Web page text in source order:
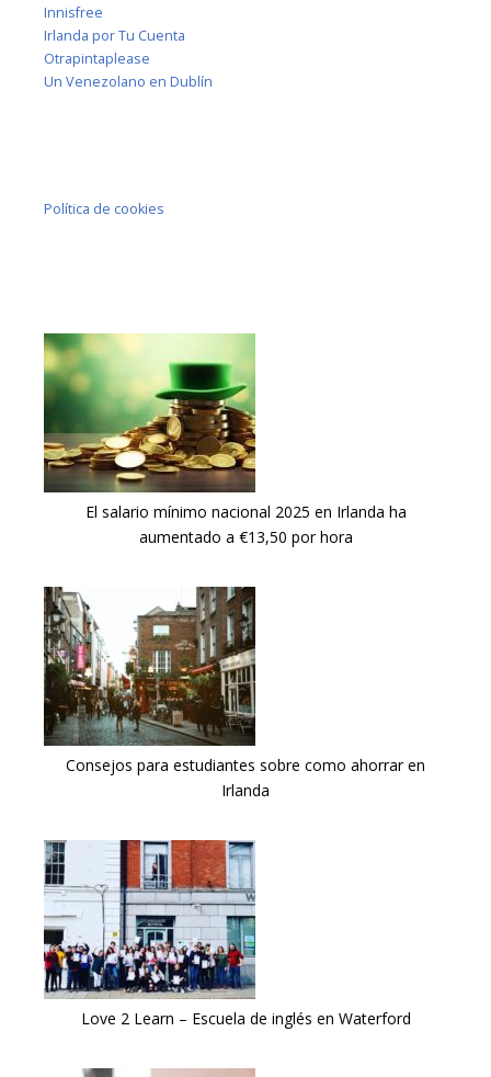
Innisfree
Irlanda por Tu Cuenta
Otrapintaplease
Un Venezolano en Dublín
Política de cookies
El salario mínimo nacional 2025 en Irlanda ha
aumentado a €13,50 por hora
Consejos para estudiantes sobre como ahorrar en
Irlanda
Love 2 Learn – Escuela de inglés en Waterford